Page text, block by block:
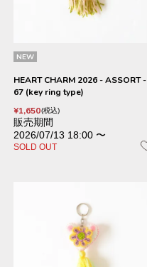
NEW
HEART CHARM 2026 - ASSORT -
67 (key ring type)
¥1,650 税込
販売期間
2026/07/13 18:00 〜
SOLD OUT